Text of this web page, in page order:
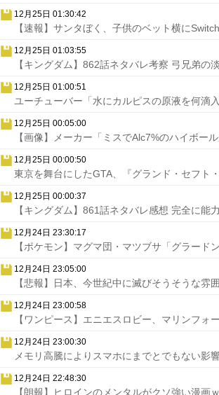
12月25日 01:30:42
【速報】サンタぼく、子供のベット横にSwitch..
12月25日 01:03:55
【キングダム】862話ネタバレ考察 弓兄弟の淡
12月25日 01:00:51
ユーチューバー「水にカルピスの原液を何滴入
12月25日 00:05:00
【画像】メーカー「ミスでAlc7%のハイボール
12月25日 00:00:50
東京を舞台にしたGTA、『グランド・セフト・
12月25日 00:00:37
【キングダム】861話ネタバレ感想 完全に能力
12月24日 23:30:17
【ポケモン】マグマ団・マツブサ「グラードン
12月24日 23:05:00
【悲報】日本、今世紀中に滅びそうそうな雰囲
12月24日 23:00:58
【ワンピース】エニエスロビー、マリンフォー
12月24日 23:00:30
メモリ高騰によりスマホにまでとでもない影響
12月24日 22:48:30
【朗報】ヒロインのメンタルがクソ強い漫画ｗ